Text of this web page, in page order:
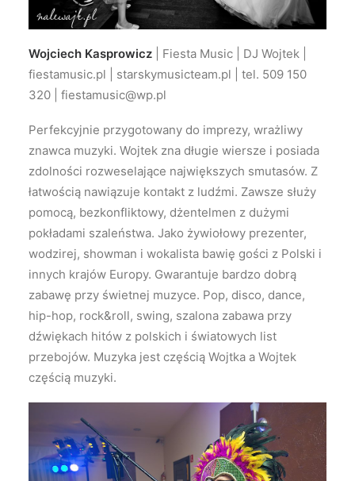
Wojciech Kasprowicz | Fiesta Music | DJ Wojtek |
fiestamusic.pl | starskymusicteam.pl | tel. 509 150
320 | fiestamusic@wp.pl
Perfekcyjnie przygotowany do imprezy, wrażliwy
znawca muzyki. Wojtek zna długie wiersze i posiada
zdolności rozweselające największych smutasów. Z
łatwością nawiązuje kontakt z ludźmi. Zawsze służy
pomocą, bezkonfliktowy, dżentelmen z dużymi
pokładami szaleństwa. Jako żywiołowy prezenter,
wodzirej, showman i wokalista bawię gości z Polski i
innych krajów Europy. Gwarantuje bardzo dobrą
zabawę przy świetnej muzyce. Pop, disco, dance,
hip-hop, rock&roll, swing, szalona zabawa przy
dźwiękach hitów z polskich i światowych list
przebojów. Muzyka jest częścią Wojtka a Wojtek
częścią muzyki.